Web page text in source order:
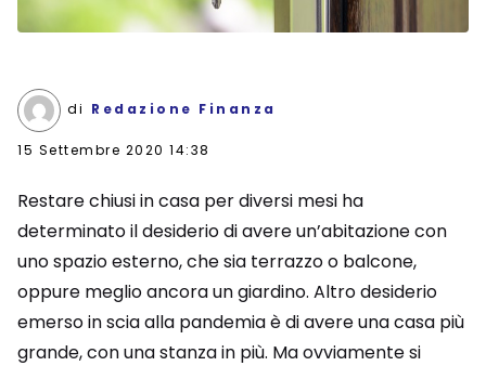
di Redazione Finanza
15 Settembre 2020 14:38
Restare chiusi in casa per diversi mesi ha
determinato il desiderio di avere un’abitazione con
uno spazio esterno, che sia terrazzo o balcone,
oppure meglio ancora un giardino. Altro desiderio
emerso in scia alla pandemia è di avere una casa più
grande, con una stanza in più. Ma ovviamente si